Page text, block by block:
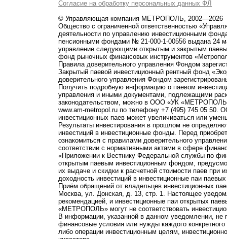
Согласие на обработку персональных данных ФЛ
© Управляющая компания МЕТРОПОЛЬ, 2002—2026
Общество с ограниченной ответственностью
деятельности по управлению инвестиционными
пенсионными фондами № 21-000-1-00556 выдана 24
управление следующими открытым и закрытым
фонд рыночных финансовых инструментов
Правила доверительного управления Фондом
Закрытый паевой инвестиционный рентный фонд
доверительного управления Фондом
Получить подробную информацию о паевом
управления и иными документами, подлежащими
законодательством, можно в ООО «УК
www.am-metropol.ru по телефону +7 (495) 745 05
инвестиционных паев может увеличиваться или
Результаты инвестирования в прошлом не
инвестиций в инвестиционные фонды. Перед
ознакомиться с правилами доверительного
соответствии с нормативными актами в сфере
«Приложении к Вестнику Федеральной службы по
открытым паевым инвестиционным фондом,
их выдаче и скидки к расчетной стоимости паев при
доходность инвестиций в инвестиционные паи
Приём обращений от владельцев инвестиционных
Москва, ул. Донская, д. 13, стр. 1. Настоящее
рекомендацией, и инвестиционные паи открытых
«МЕТРОПОЛЬ» могут не соответствовать
В информации, указанной в данном уведомлении,
финансовые условия или нужды каждого
либо операции инвестиционным целям,